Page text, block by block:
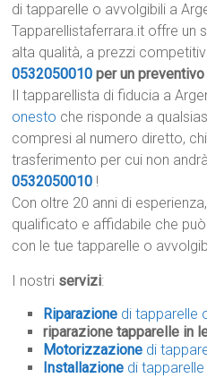
di tapparelle o avvolgibili a
Tapparellistaferrara.it offre un
alta qualità, a prezzi
0532050010 per un
Il tapparellista di fiducia a
onesto che risponde a
compresi al numero diretto,
trasferimento per cui non
0532050010 !
Con oltre 20 anni di
qualificato e affidabile che
con le tue tapparelle o
I nostri servizi:
Riparazione di tapparelle
riparazione tapparelle in
Motorizzazione di
Installazione di